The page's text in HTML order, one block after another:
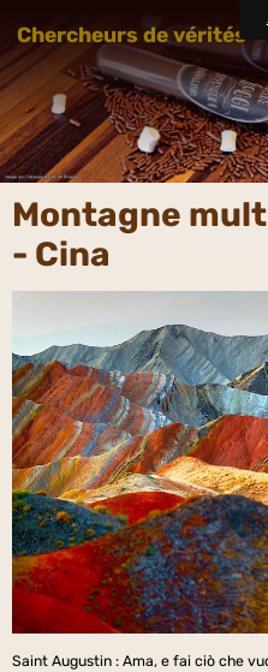
Chercheurs de vérités
Montagne
- Cina
Saint Augustin : Ama, e fai ciò che